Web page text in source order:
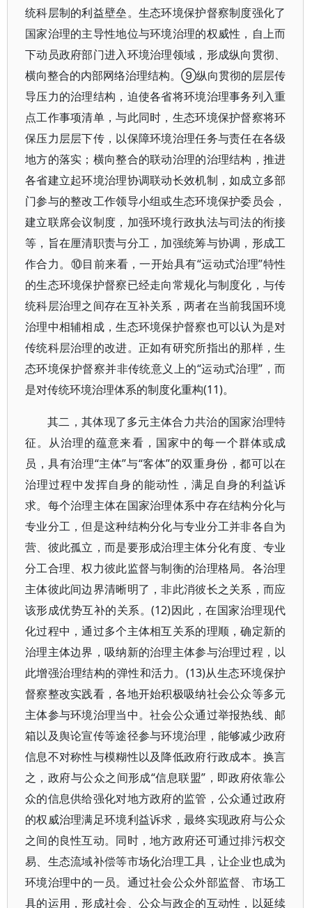
统科层制的利益壁垒。生态环境保护督察制度强化了
国家治理的主导性地位与环境治理的权威性，自上而
下动员政府部门进入环境治理领域，形成纵向贯彻、
横向整合的内部网络治理结构。⑨纵向贯彻的层层传
导压力的治理结构，迫使各省将环境治理事务列入重
点工作事项清单，与此同时，生态环境保护督察将环
保压力层层下传，以保障环境治理任务与责任在各级
地方的落实；横向整合的联动治理的治理结构，推进
各省建立起环境治理协调联动长效机制，如成立多部
门参与的整改工作领导小组或生态环境保护委员会，
建立联席会议制度，加强环境行政执法与司法的衔接
等，旨在厘清职责与分工，加强统筹与协调，形成工
作合力。⑩目前来看，一开始具有“运动式治理”特性
的生态环境保护督察已经走向常规化与制度化，与传
统科层治理之间存在互补关系，两者在当前我国环境
治理中相辅相成，生态环境保护督察也可以认为是对
传统科层治理的改进。正如有研究所指出的那样，生
态环境保护督察并非传统意义上的“运动式治理”，而
是对传统环境治理体系的制度化重构(11)。
其二，其体现了多元主体合力共治的国家治理特
征。从治理的蕴意来看，国家中的每一个群体或成
员，具有治理“主体”与“客体”的双重身份，都可以在
治理过程中发挥自身的能动性，满足自身的利益诉
求。每个治理主体在国家治理体系中存在结构分化与
专业分工，但是这种结构分化与专业分工并非各自为
营、彼此孤立，而是要形成治理主体分化有度、专业
分工合理、权力彼此监督与制衡的治理格局。各治理
主体彼此间边界清晰明了，非此消彼长之关系，而应
该形成优势互补的关系。(12)因此，在国家治理现代
化过程中，通过多个主体相互关系的理顺，确定新的
治理主体边界，吸纳新的治理主体参与治理过程，以
此增强治理结构的弹性和活力。(13)从生态环境保护
督察整改实践看，各地开始积极吸纳社会公众等多元
主体参与环境治理当中。社会公众通过举报热线、邮
箱以及舆论宣传等途径参与环境治理，能够减少政府
信息不对称性与模糊性以及降低政府行政成本。换言
之，政府与公众之间形成“信息联盟”，即政府依靠公
众的信息供给强化对地方政府的监管，公众通过政府
的权威治理满足环境利益诉求，最终实现政府与公众
之间的良性互动。同时，地方政府还可通过排污权交
易、生态流域补偿等市场化治理工具，让企业也成为
环境治理中的一员。通过社会公众外部监督、市场工
具的运用，形成社会、公众与政企的互动性，以延续